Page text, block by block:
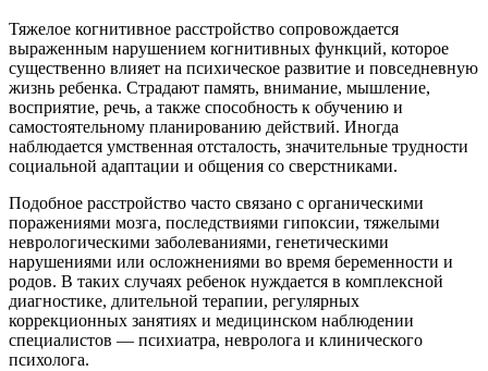
Тяжелое когнитивное расстройство сопровождается
выраженным нарушением когнитивных функций, которое
существенно влияет на психическое развитие и повседневную
жизнь ребенка. Страдают память, внимание, мышление,
восприятие, речь, а также способность к обучению и
самостоятельному планированию действий. Иногда
наблюдается умственная отсталость, значительные трудности
социальной адаптации и общения со сверстниками.
Подобное расстройство часто связано с органическими
поражениями мозга, последствиями гипоксии, тяжелыми
неврологическими заболеваниями, генетическими
нарушениями или осложнениями во время беременности и
родов. В таких случаях ребенок нуждается в комплексной
диагностике, длительной терапии, регулярных
коррекционных занятиях и медицинском наблюдении
специалистов — психиатра, невролога и клинического
психолога.